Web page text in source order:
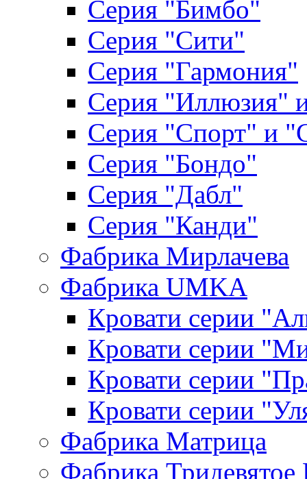
Серия "Бимбо"
Серия "Сити"
Серия "Гармония"
Серия "Иллюзия"
Серия "Спорт" и
Серия "Бондо"
Серия "Дабл"
Серия "Канди"
Фабрика Мирлачева
Фабрика UMKA
Кровати серии
Кровати серии
Кровати серии
Кровати серии
Фабрика Матрица
Фабрика Тридевятое